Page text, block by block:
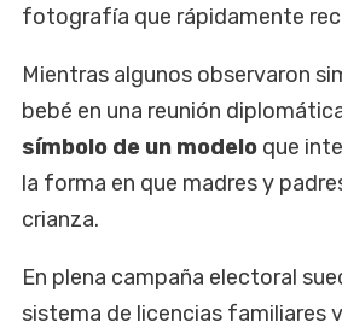
fotografía que rápidamente
Mientras algunos observaron
bebé en una reunión
símbolo de un modelo que
la forma en que madres y
crianza.
En plena campaña electoral
sistema de licencias familiares